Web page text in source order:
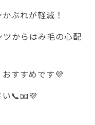
ぶれが軽減！
からはみ毛の心配
すすめです💜
📞📧💜